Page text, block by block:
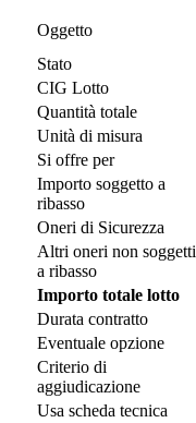
Oggetto
Stato
CIG Lotto
Quantità totale
Unità di misura
Si offre per
Importo soggetto a
ribasso
Oneri di Sicurezza
Altri oneri non soggetti
a ribasso
Importo totale lotto
Durata contratto
Eventuale opzione
Criterio di
aggiudicazione
Usa scheda tecnica